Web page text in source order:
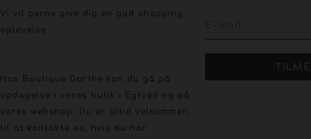
Vi vil gerne give dig en god shopping
oplevelse
Hos Boutique Dorthe kan du gå på
opdagelse i vores butik i Egtved og på
vores webshop. Du er altid velkommen
til at kontakte os, hvis du har